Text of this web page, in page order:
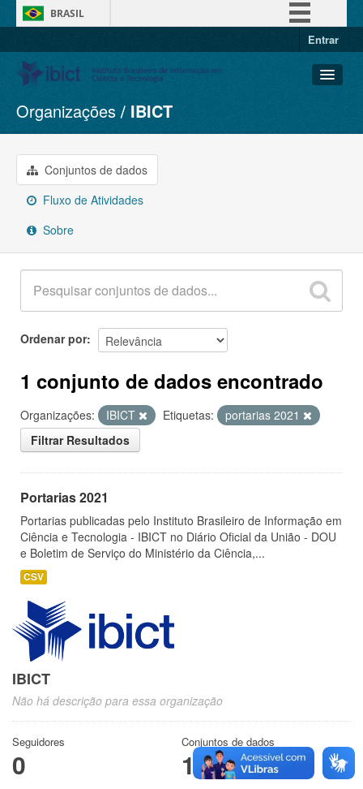
BRASIL
Entrar
Conjuntos de dados
Organizações
Grupos
Sobre
Organizações IBICT
Conjuntos de dados
Fluxo de Atividades
Sobre
Ordenar por
1 conjunto de dados encontrado
Organizações: IBICT Etiquetas:
portarias 2021
Filtrar Resultados
Portarias 2021
Portarias publicadas pelo Instituto Brasileiro de Informação em
Ciência e Tecnologia - IBICT no Diário Oficial da União - DOU
e Boletim de Serviço do Ministério da Ciência,...
CSV
IBICT
Não há descrição para essa organização
Seguidores
0
Conjuntos de dados
1